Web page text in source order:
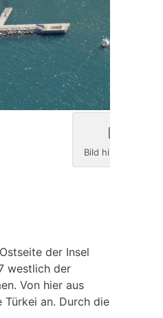
Bild hinzufügen
der Insel
westlich der
Von hier aus
an. Durch die